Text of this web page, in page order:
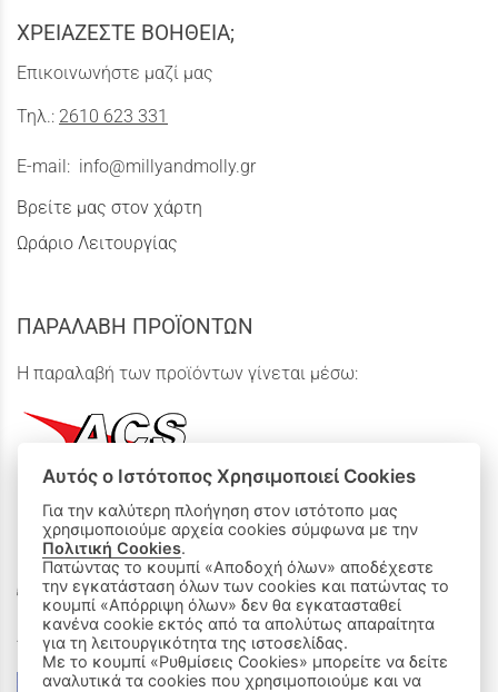
ΧΡΕΙΑΖΕΣΤΕ ΒΟΗΘΕΙΑ;
Επικοινωνήστε μαζί μας
Τηλ.: 2610 623 331
E-mail: info@millyandmolly.gr
Βρείτε μας στον χάρτη
Ωράριο Λειτουργίας
ΠΑΡΑΛΑΒΗ ΠΡΟΪΟΝΤΩΝ
Η παραλαβή των προϊόντων γίνεται μέσω:
ΟΙ ΑΓΟΡΕΣ ΜΟΥ
Καλάθι Αγορών
Δεχόμαστε όλες τις πιστωτικές κάρτες:
Αυτός ο Ιστότοπος Χρησιμοποιεί Cookies
Για την καλύτερη πλοήγηση στον ιστότοπο μας
χρησιμοποιούμε αρχεία cookies σύμφωνα με την
Πολιτική Cookies.
Πατώντας το κουμπί «Αποδοχή όλων» αποδέχεστε
την εγκατάσταση όλων των cookies και πατώντας το
κουμπί «Απόρριψη όλων» δεν θα εγκατασταθεί
κανένα cookie εκτός από τα απολύτως απαραίτητα
για τη λειτουργικότητα της ιστοσελίδας.
Με το κουμπί «Ρυθμίσεις Cookies» μπορείτε να δείτε
αναλυτικά τα cookies που χρησιμοποιούμε και να